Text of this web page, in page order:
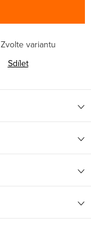
Zvolte variantu
Sdílet